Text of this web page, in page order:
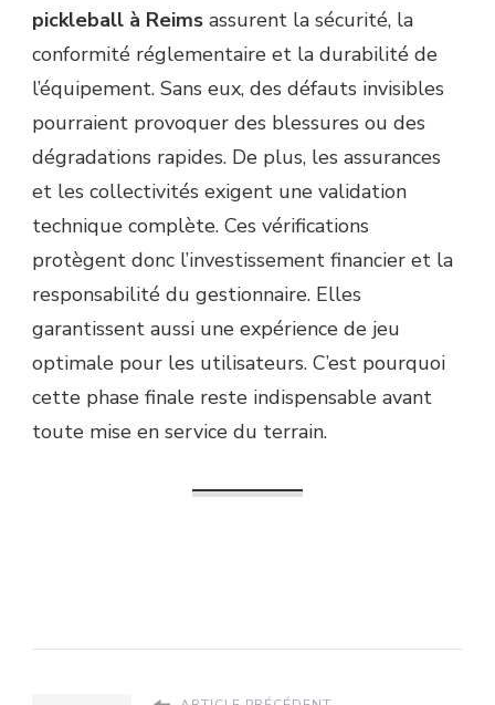
pickleball à Reims assurent la sécurité, la
conformité réglementaire et la durabilité de
l’équipement. Sans eux, des défauts invisibles
pourraient provoquer des blessures ou des
dégradations rapides. De plus, les assurances
et les collectivités exigent une validation
technique complète. Ces vérifications
protègent donc l’investissement financier et la
responsabilité du gestionnaire. Elles
garantissent aussi une expérience de jeu
optimale pour les utilisateurs. C’est pourquoi
cette phase finale reste indispensable avant
toute mise en service du terrain.